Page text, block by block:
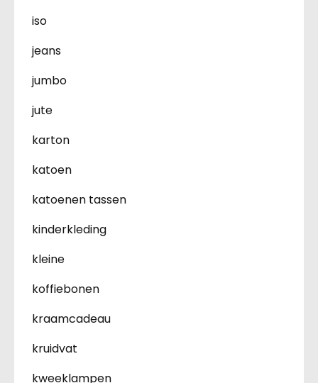
iso
jeans
jumbo
jute
karton
katoen
katoenen tassen
kinderkleding
kleine
koffiebonen
kraamcadeau
kruidvat
kweeklampen